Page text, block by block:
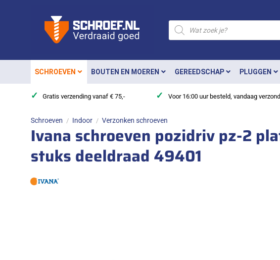
Producten
zoeken
SCHROEVEN BOUTEN EN MOEREN GEREEDSCHAP PLUGGEN
✓ Gratis verzending vanaf € 75,- ✓ Voor 16:00 uur besteld, vandaag
Schroeven / Indoor / Verzonken schroeven
Ivana schroeven pozidriv pz-2
stuks deeldraad 49401